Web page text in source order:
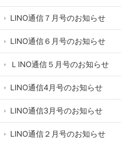
LINO通信７月号のお知らせ
LINO通信６月号のお知らせ
ＬINO通信５月号のお知らせ
LINO通信4月号のお知らせ
LINO通信3月号のお知らせ
LINO通信２月号のお知らせ